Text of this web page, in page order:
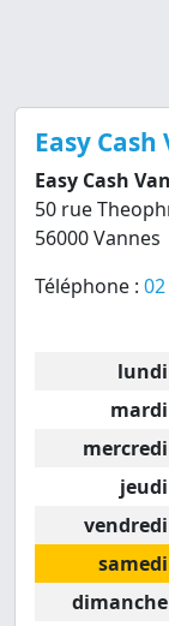
Easy Cash
Easy Cash
50 rue
56000 Vannes
Téléphone :
lundi
mardi
mercredi
jeudi
vendredi
samedi
dimanche